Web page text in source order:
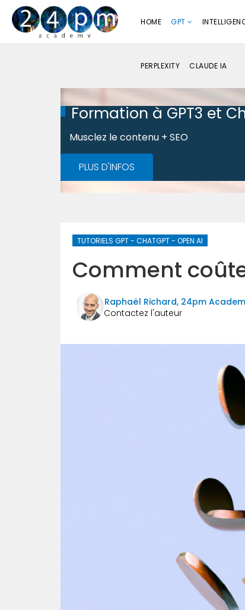
HOME GPT
PERPLEXITY CLAUDE IA
Formation à GPT3 et
Musclez le contenu + SEO
PLUS D'INFOS
TUTORIELS GPT - CHATGPT - OPEN AI
Comment
Raphaël Richard, 24pm